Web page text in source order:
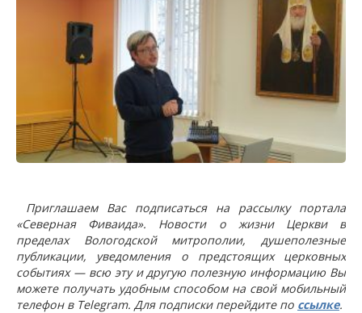
Приглашаем Вас подписаться на рассылку портала
«Северная Фиваида». Новости о жизни Церкви в
пределах Вологодской митрополии, душеполезные
публикации, уведомления о предстоящих церковных
событиях — всю эту и другую полезную информацию Вы
можете получать удобным способом на свой мобильный
телефон в Telegram. Для подписки перейдите по ссылке.